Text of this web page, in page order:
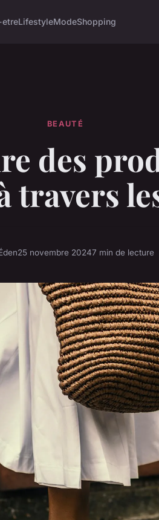
etreLifestyleModeShopping
BEAUTÉ
des
travers
25 novembre 20247 min de lecture